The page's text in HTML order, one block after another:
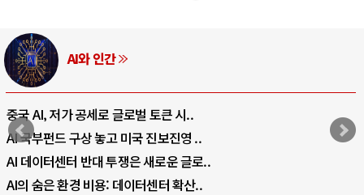
AI와 인간
중국 AI, 저가 공세로 글로벌 토큰 시..
AI 국부펀드 구상 놓고 미국 진보진영 ..
AI 데이터센터 반대 투쟁은 새로운 글로..
AI의 숨은 환경 비용: 데이터센터 확산..